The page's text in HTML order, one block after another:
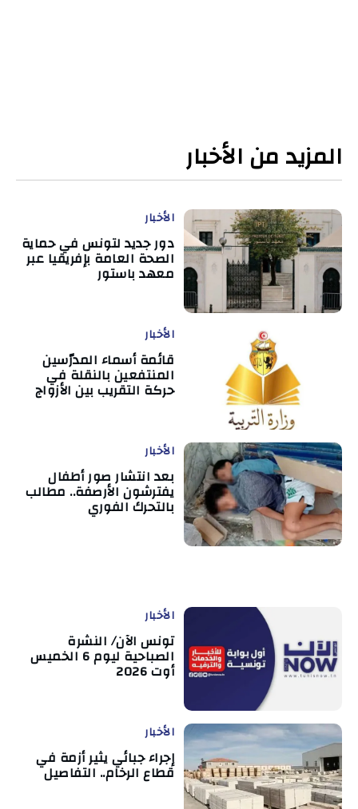
المزيد من الأخبار
الأخبار
دور جديد لتونس في حماية
الصحة العامة بإفريقيا عبر
معهد باستور
الأخبار
قائمة أسماء المدرّسين
المنتفعين بالنقلة في
حركة التقريب بين الأزواج
الأخبار
بعد انتشار صور أطفال
يفترشون الأرصفة.. مطالب
بالتحرك الفوري
الأخبار
تونس الآن/ النشرة
الصباحية ليوم 6 الخميس
أوت 2026
الأخبار
إجراء جبائي يثير أزمة في
قطاع الرخام.. التفاصيل